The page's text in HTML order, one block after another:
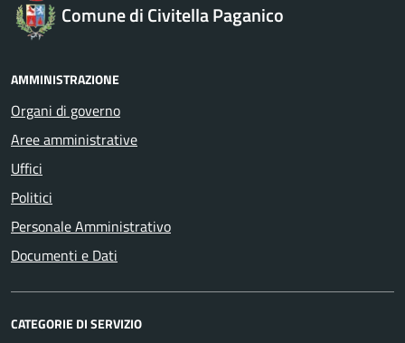
Comune di Civitella Paganico
AMMINISTRAZIONE
Organi di governo
Aree amministrative
Uffici
Politici
Personale Amministrativo
Documenti e Dati
CATEGORIE DI SERVIZIO